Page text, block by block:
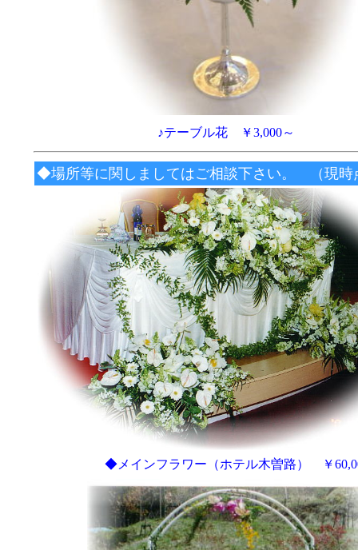
♪テーブル花 ￥3,000～
◆場所等に関しましてはご相談下さい。 （現
◆メインフラワー（ホテル木曽路） ￥